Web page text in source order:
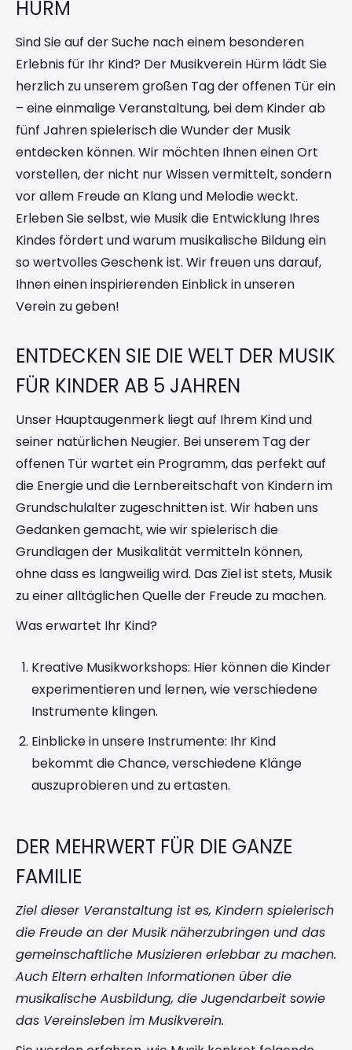
HÜRM
Sind Sie auf der Suche nach einem besonderen
Erlebnis für Ihr Kind? Der Musikverein Hürm lädt Sie
herzlich zu unserem großen Tag der offenen Tür ein
– eine einmalige Veranstaltung, bei dem Kinder ab
fünf Jahren spielerisch die Wunder der Musik
entdecken können. Wir möchten Ihnen einen Ort
vorstellen, der nicht nur Wissen vermittelt, sondern
vor allem Freude an Klang und Melodie weckt.
Erleben Sie selbst, wie Musik die Entwicklung Ihres
Kindes fördert und warum musikalische Bildung ein
so wertvolles Geschenk ist. Wir freuen uns darauf,
Ihnen einen inspirierenden Einblick in unseren
Verein zu geben!
ENTDECKEN SIE DIE WELT DER MUSIK
FÜR KINDER AB 5 JAHREN
Unser Hauptaugenmerk liegt auf Ihrem Kind und
seiner natürlichen Neugier. Bei unserem Tag der
offenen Tür wartet ein Programm, das perfekt auf
die Energie und die Lernbereitschaft von Kindern im
Grundschulalter zugeschnitten ist. Wir haben uns
Gedanken gemacht, wie wir spielerisch die
Grundlagen der Musikalität vermitteln können,
ohne dass es langweilig wird. Das Ziel ist stets, Musik
zu einer alltäglichen Quelle der Freude zu machen.
Was erwartet Ihr Kind?
Kreative Musikworkshops: Hier können die Kinder
experimentieren und lernen, wie verschiedene
Instrumente klingen.
Einblicke in unsere Instrumente: Ihr Kind
bekommt die Chance, verschiedene Klänge
auszuprobieren und zu ertasten.
DER MEHRWERT FÜR DIE GANZE
FAMILIE
Ziel dieser Veranstaltung ist es, Kindern spielerisch
die Freude an der Musik näherzubringen und das
gemeinschaftliche Musizieren erlebbar zu machen.
Auch Eltern erhalten Informationen über die
musikalische Ausbildung, die Jugendarbeit sowie
das Vereinsleben im Musikverein.